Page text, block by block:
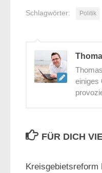
Schlagwörter: Politik
einiges
FÜR DICH
Kreisgebietsreform